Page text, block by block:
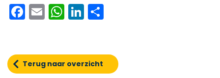
Facebook
EmailWhatsApp
LinkedIn
Terug naar overzicht